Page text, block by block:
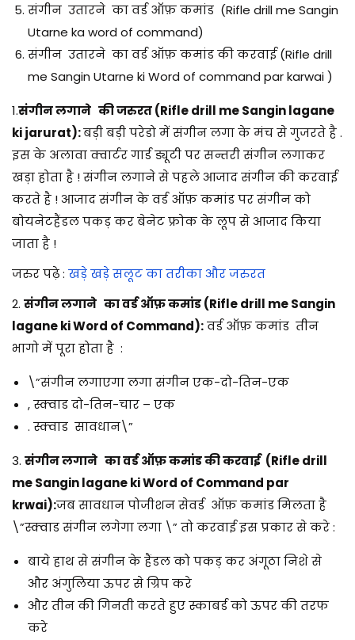
संगीन उतारने का वर्ड ऑफ़ कमांड (Rifle drill me Sangin
Utarne ka word of command)
संगीन उतारने का वर्ड ऑफ़ कमांड की करवाई (Rifle drill
me Sangin Utarne ki Word of command par karwai )
1.संगीन लगाने की जरुरत (Rifle drill me Sangin lagane
ki jarurat):बड़ी बड़ी परेडो में संगीन लगा के मंच से गुजरते है .
इस के अलावा क्वार्टर गार्ड ड्यूटी पर सन्तरी संगीन लगाकर
खड़ा होता है ! संगीन लगाने से पहले आजाद संगीन की करवाई
करते है ! आजाद संगीन के वर्ड ऑफ़ कमांड पर संगीन को
बोयनेटहैंडल पकड़ कर बेनेट फ्रोक के लूप से आजाद किया
जाता है !
जरुर पढ़े : खड़े खड़े सलूट का तरीका और जरुरत
2. संगीन लगाने का वर्ड ऑफ़ कमांड (Rifle drill me Sangin
lagane ki Word of Command):वर्ड ऑफ़ कमांड तीन
भागो में पूरा होता है :
\”संगीन लगाएगा लगा संगीन एक-दो-तिन-एक
, स्क्वाड दो-तिन-चार – एक
. स्क्वाड सावधान\”
3. संगीन लगाने का वर्ड ऑफ़ कमांड की करवाई (Rifle drill
me Sangin lagane ki Word of Command par
krwai):जब सावधान पोजीशन सेवर्ड ऑफ़ कमांड मिलता है
\”स्क्वाड संगीन लगेगा लगा \” तो करवाई इस प्रकार से करे :
बाये हाथ से संगीन के हैंडल को पकड़ कर अंगूठा निशे से
और अंगुलिया ऊपर से ग्रिप करे
और तीन की गिनती करते हुए स्काबर्ड को ऊपर की तरफ
करे